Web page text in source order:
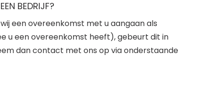
BEDRIJF?
een overeenkomst met u aangaan als
u een overeenkomst heeft), gebeurt dit in
dan contact met ons op via onderstaande